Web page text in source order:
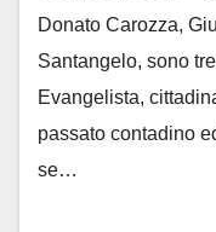
Donato Carozza,
Santangelo, sono
Evangelista,
passato contadino
se…